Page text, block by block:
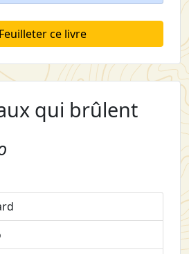
Feuilleter ce livre
qui brûlent